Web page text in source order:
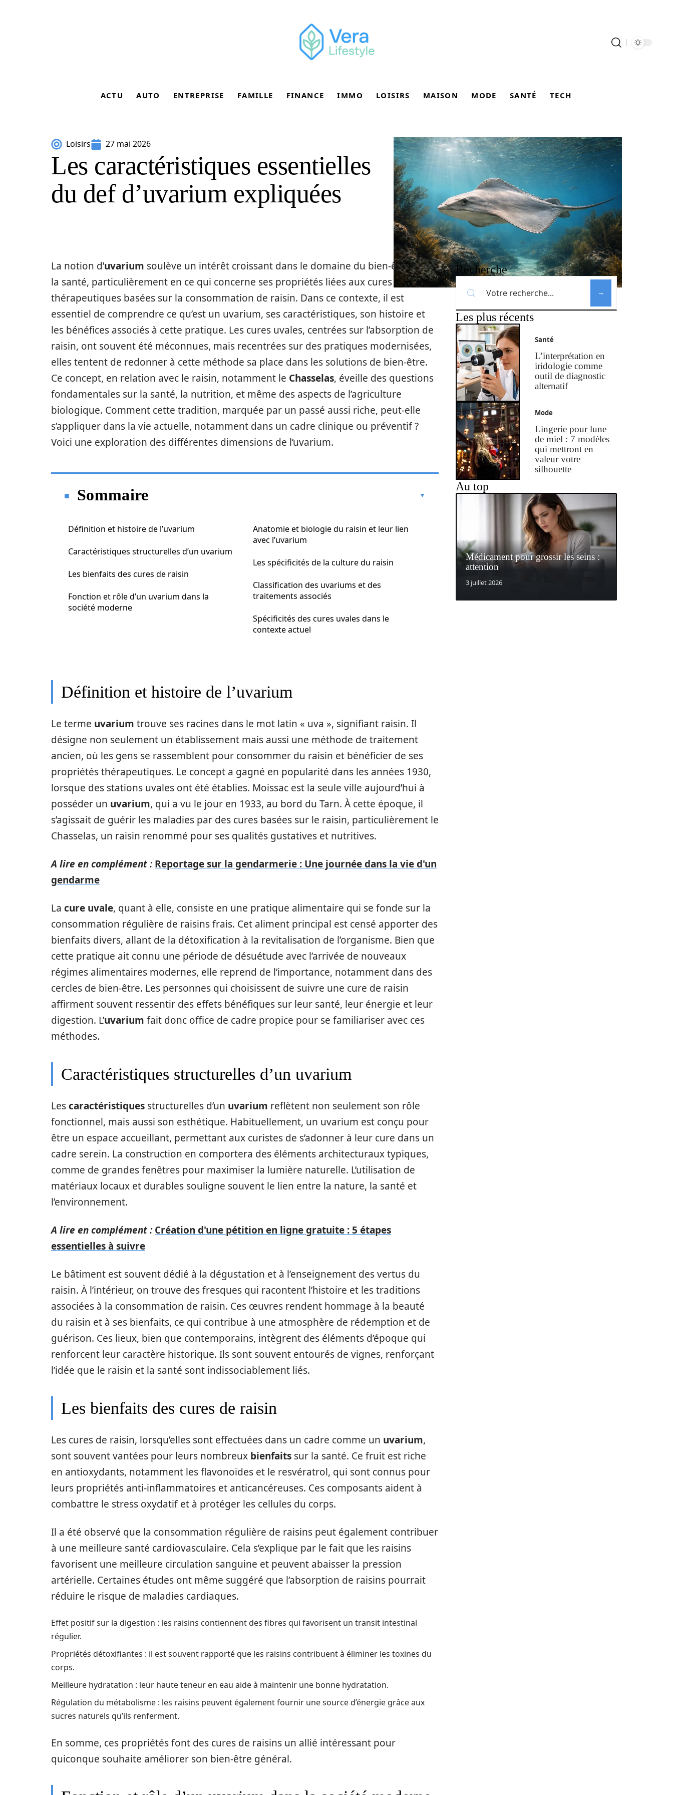
ACTU AUTO ENTREPRISE FAMILLE FINANCE IMMO LOISIRS MAISON MODE SANTÉ TECH
Loisirs 27 mai 2026
Les caractéristiques essentielles
du def d’uvarium expliquées
La notion d’uvarium soulève un intérêt croissant dans le domaine du bien-être et de
la santé, particulièrement en ce qui concerne ses propriétés liées aux cures
thérapeutiques basées sur la consommation de raisin. Dans ce contexte, il est
essentiel de comprendre ce qu’est un uvarium, ses caractéristiques, son histoire et
les bénéfices associés à cette pratique. Les cures uvales, centrées sur l’absorption de
raisin, ont souvent été méconnues, mais recentrées sur des pratiques modernisées,
elles tentent de redonner à cette méthode sa place dans les solutions de bien-être.
Ce concept, en relation avec le raisin, notamment le Chasselas, éveille des questions
fondamentales sur la santé, la nutrition, et même des aspects de l’agriculture
biologique. Comment cette tradition, marquée par un passé aussi riche, peut-elle
s’appliquer dans la vie actuelle, notamment dans un cadre clinique ou préventif ?
Voici une exploration des différentes dimensions de l’uvarium.
Sommaire
Définition et histoire de l’uvarium
Caractéristiques structurelles d’un uvarium
Les bienfaits des cures de raisin
Fonction et rôle d’un uvarium dans la
société moderne
Anatomie et biologie du raisin et leur lien
avec l’uvarium
Les spécificités de la culture du raisin
Classification des uvariums et des
traitements associés
Spécificités des cures uvales dans le
contexte actuel
Définition et histoire de l’uvarium
Le terme uvarium trouve ses racines dans le mot latin « uva », signifiant raisin. Il
désigne non seulement un établissement mais aussi une méthode de traitement
ancien, où les gens se rassemblent pour consommer du raisin et bénéficier de ses
propriétés thérapeutiques. Le concept a gagné en popularité dans les années 1930,
lorsque des stations uvales ont été établies. Moissac est la seule ville aujourd’hui à
posséder un uvarium, qui a vu le jour en 1933, au bord du Tarn. À cette époque, il
s’agissait de guérir les maladies par des cures basées sur le raisin, particulièrement le
Chasselas, un raisin renommé pour ses qualités gustatives et nutritives.
A lire en complément : Reportage sur la gendarmerie : Une journée dans la vie d'un
gendarme
La cure uvale, quant à elle, consiste en une pratique alimentaire qui se fonde sur la
consommation régulière de raisins frais. Cet aliment principal est censé apporter des
bienfaits divers, allant de la détoxification à la revitalisation de l’organisme. Bien que
cette pratique ait connu une période de désuétude avec l’arrivée de nouveaux
régimes alimentaires modernes, elle reprend de l’importance, notamment dans des
cercles de bien-être. Les personnes qui choisissent de suivre une cure de raisin
affirment souvent ressentir des effets bénéfiques sur leur santé, leur énergie et leur
digestion. L’uvarium fait donc office de cadre propice pour se familiariser avec ces
méthodes.
Caractéristiques structurelles d’un uvarium
Lescaractéristiques structurelles d’un uvarium reflètent non seulement son rôle
fonctionnel, mais aussi son esthétique. Habituellement, un uvarium est conçu pour
être un espace accueillant, permettant aux curistes de s’adonner à leur cure dans un
cadre serein. La construction en comportera des éléments architecturaux typiques,
comme de grandes fenêtres pour maximiser la lumière naturelle. L’utilisation de
matériaux locaux et durables souligne souvent le lien entre la nature, la santé et
l’environnement.
A lire en complément : Création d'une pétition en ligne gratuite : 5 étapes
essentielles à suivre
Le bâtiment est souvent dédié à la dégustation et à l’enseignement des vertus du
raisin. À l’intérieur, on trouve des fresques qui racontent l’histoire et les traditions
associées à la consommation de raisin. Ces œuvres rendent hommage à la beauté
du raisin et à ses bienfaits, ce qui contribue à une atmosphère de rédemption et de
guérison. Ces lieux, bien que contemporains, intègrent des éléments d’époque qui
renforcent leur caractère historique. Ils sont souvent entourés de vignes, renforçant
l’idée que le raisin et la santé sont indissociablement liés.
Les bienfaits des cures de raisin
Les cures de raisin, lorsqu’elles sont effectuées dans un cadre comme un uvarium,
sont souvent vantées pour leurs nombreux bienfaits sur la santé. Ce fruit est riche
en antioxydants, notamment les flavonoïdes et le resvératrol, qui sont connus pour
leurs propriétés anti-inflammatoires et anticancéreuses. Ces composants aident à
combattre le stress oxydatif et à protéger les cellules du corps.
Il a été observé que la consommation régulière de raisins peut également contribuer
à une meilleure santé cardiovasculaire. Cela s’explique par le fait que les raisins
favorisent une meilleure circulation sanguine et peuvent abaisser la pression
artérielle. Certaines études ont même suggéré que l’absorption de raisins pourrait
réduire le risque de maladies cardiaques.
Effet positif sur la digestion : les raisins contiennent des fibres qui favorisent un transit intestinal
régulier.
Propriétés détoxifiantes : il est souvent rapporté que les raisins contribuent à éliminer les toxines du
corps.
Meilleure hydratation : leur haute teneur en eau aide à maintenir une bonne hydratation.
Régulation du métabolisme : les raisins peuvent également fournir une source d’énergie grâce aux
sucres naturels qu’ils renferment.
En somme, ces propriétés font des cures de raisins un allié intéressant pour
quiconque souhaite améliorer son bien-être général.
Recherche
Les plus récents
Santé
L’interprétation en
iridologie comme
outil de diagnostic
alternatif
Mode
Lingerie pour lune
de miel : 7 modèles
qui mettront en
valeur votre
silhouette
Au top
Médicament pour grossir les seins :
attention
3 juillet 2026